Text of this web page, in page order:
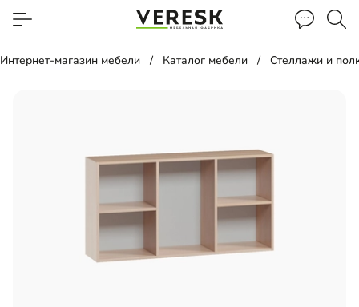
Интернет-магазин мебели Каталог мебели Стеллажи и